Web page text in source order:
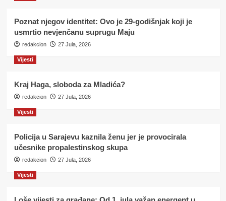
Poznat njegov identitet: Ovo je 29-godišnjak koji je
usmrtio nevjenčanu suprugu Maju
redakcion 27 Jula, 2026
Vijesti
Kraj Haga, sloboda za Mladića?
redakcion 27 Jula, 2026
Vijesti
Policija u Sarajevu kaznila ženu jer je provocirala
učesnike propalestinskog skupa
redakcion 27 Jula, 2026
Vijesti